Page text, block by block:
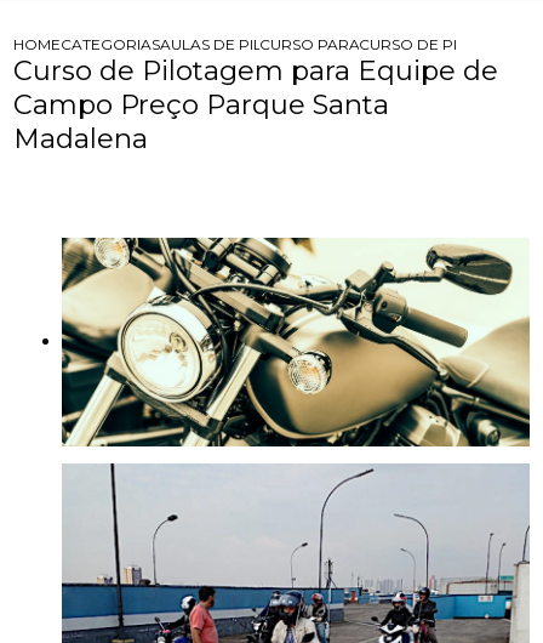
HOMECATEGORIASAULAS DE PILOTAGEM PARA EMPRESAS
CURSO PARA FUNCIONARIOS QUE
CURSO DE PILOTAGEM
Curso de Pilotagem para Equipe de
Campo Preço Parque Santa
Madalena